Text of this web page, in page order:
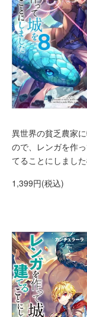
異世界の貧乏農家
ので、レンガを作
てることにしまし
1,399円(税込)